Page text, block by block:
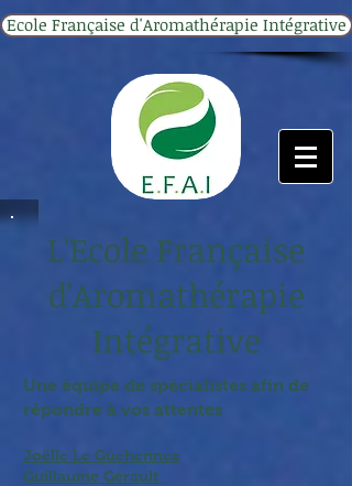
Ecole Française d'Aromathérapie Intégrative
L'Ecole Française
d'Aromathérapie
Intégrative
Une équipe de spécialistes afin de
répondre à vos attentes ​
Joëlle Le Guehennec
Guillaume Gérault